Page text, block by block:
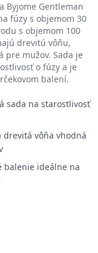
Byjome Gentleman
fúzy s objemom 30
s objemom 100
drevitú vôňu,
pre mužov. Sada je
o fúzy a je
balení.
sada na starostlivosť
drevitá vôňa vhodná
balenie ideálne na